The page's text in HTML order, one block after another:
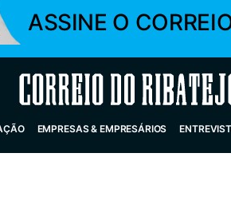
ASSINE O
Correio do Ribatejo
EMPRESAS & EMPRESÁRIOS